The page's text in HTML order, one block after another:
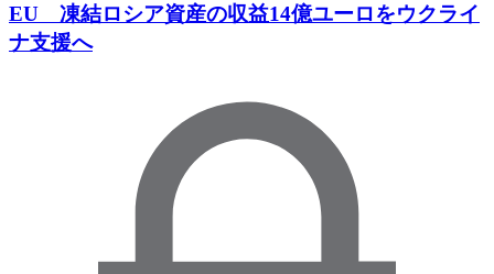
EU 凍結ロシア資産の収益14億ユーロをウクライ
ナ支援へ